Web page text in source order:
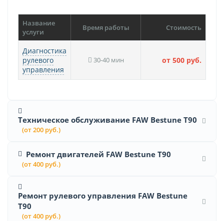
Название
услуги
Время работы Стоимость
Диагностика
рулевого
управления
30-40 мин от 500 руб.
Техническое обслуживание FAW Bestune T90
(от 200 руб.)
Ремонт двигателей FAW Bestune T90
(от 400 руб.)
Ремонт рулевого управления FAW Bestune
T90
(от 400 руб.)